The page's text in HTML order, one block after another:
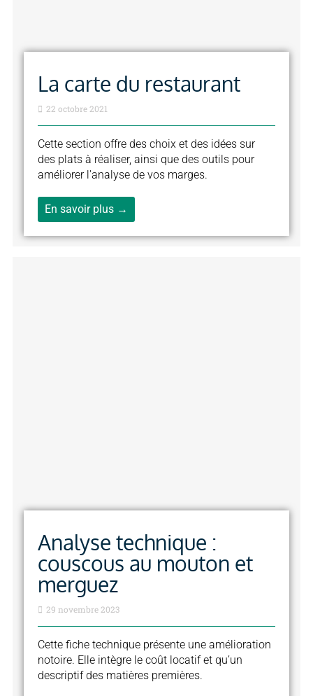
La carte du restaurant
22 octobre 2021
Cette section offre des choix et des idées sur
des plats à réaliser, ainsi que des outils pour
améliorer l'analyse de vos marges.
En savoir plus →
Analyse technique :
couscous au mouton et
merguez
29 novembre 2023
Cette fiche technique présente une amélioration
notoire. Elle intègre le coût locatif et qu’un
descriptif des matières premières.